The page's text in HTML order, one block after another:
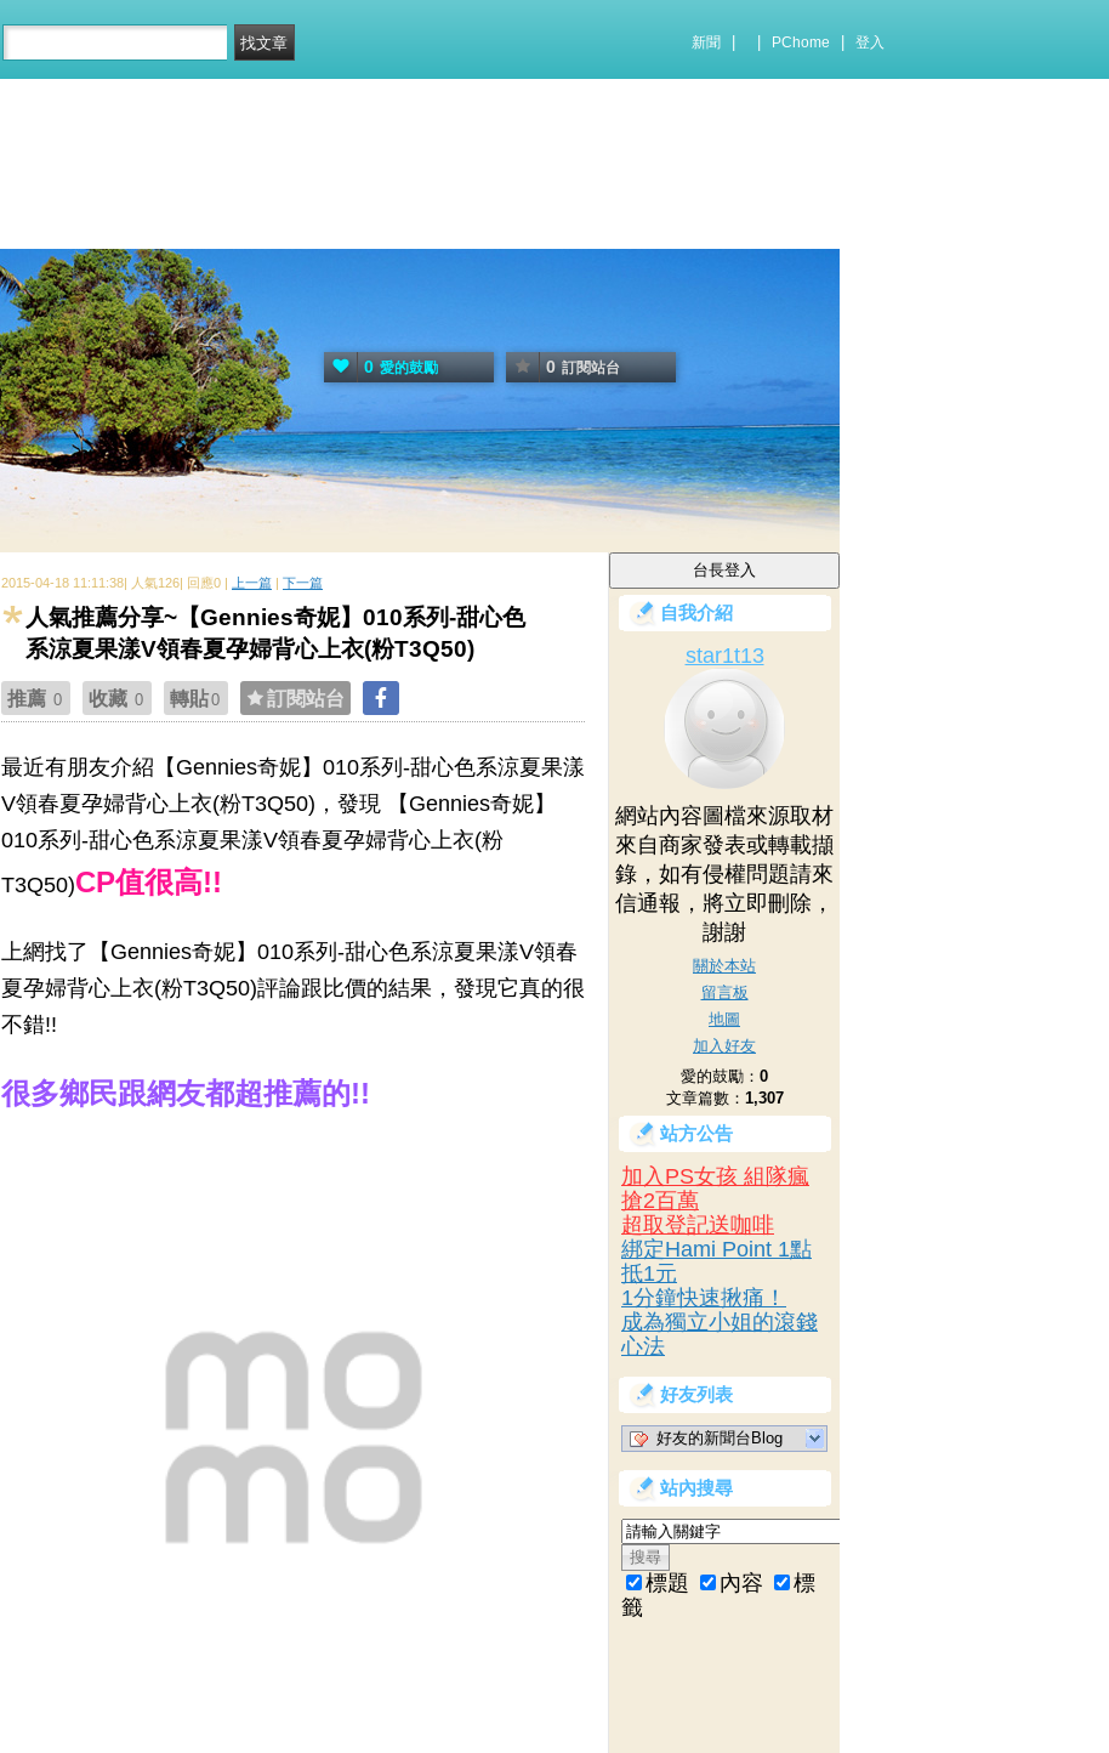
新聞 PChome 登入
0 愛的鼓勵 0 訂閱站台
2015-04-18 11:11:38| 人氣126| 回應0 | 上一篇 | 下一篇
人氣推薦分享~【Gennies奇妮】010系列-甜心色
系涼夏果漾V領春夏孕婦背心上衣(粉T3Q50)
推薦 0 收藏 0 轉貼0 訂閱站台
最近有朋友介紹【Gennies奇妮】010系列-甜心色系涼夏果漾
V領春夏孕婦背心上衣(粉T3Q50)，發現 【Gennies奇妮】
010系列-甜心色系涼夏果漾V領春夏孕婦背心上衣(粉
T3Q50)CP值很高!!
上網找了【Gennies奇妮】010系列-甜心色系涼夏果漾V領春
夏孕婦背心上衣(粉T3Q50)評論跟比價的結果，發現它真的很
不錯!!
很多鄉民跟網友都超推薦的!!
自我介紹
star1t13
網站內容圖檔來源取材
來自商家發表或轉載擷
錄，如有侵權問題請來
信通報，將立即刪除，
謝謝
關於本站
留言板
地圖
加入好友
愛的鼓勵： 0
文章篇數： 1,307
站方公告
加入PS女孩 組隊瘋
搶2百萬
超取登記送咖啡
綁定Hami Point 1點
抵1元
1分鐘快速揪痛！
成為獨立小姐的滾錢
心法
好友列表
好友的新聞台Blog
站內搜尋
標題 內容
標
籤